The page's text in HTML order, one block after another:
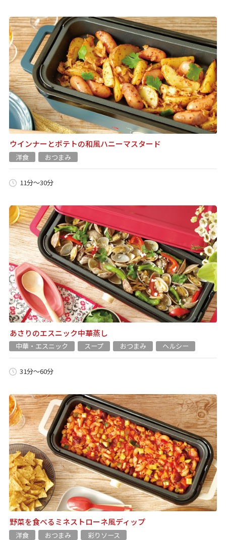
ウインナーとポテトの和風ハニーマスタード
洋食 おつまみ
11分～30分
あさりのエスニック中華蒸し
中華・エスニック スープ おつまみ ヘルシー
31分～60分
野菜を食べるミネストローネ風ディップ
洋食 おつまみ 彩りソース